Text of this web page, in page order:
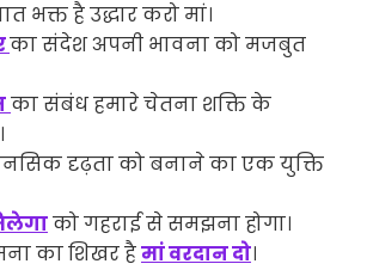
भक्त है उद्धार करो मां।
का संदेश अपनी भावना को मजबुत
का संबंध हमारे चेतना शक्ति के
दृढ़ता को बनाने का एक युक्ति
को गहराई से समझना होगा।
का शिखर हैमां वरदान दो।